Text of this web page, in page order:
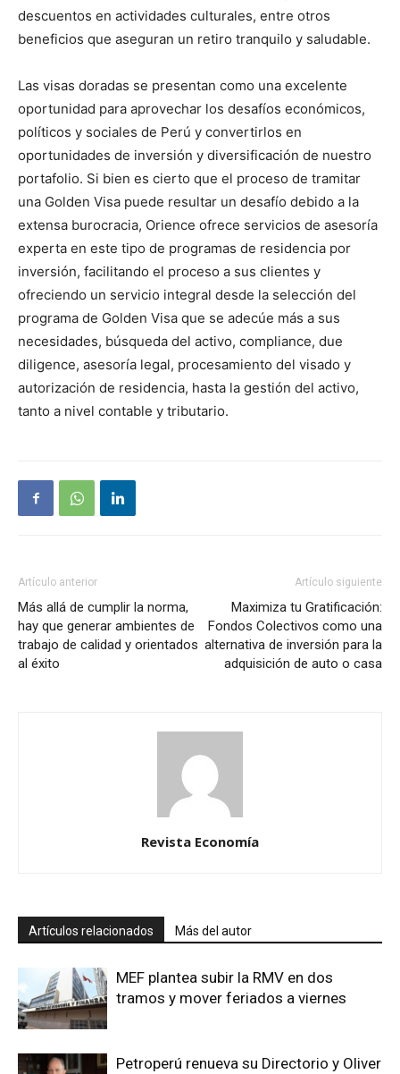
descuentos en actividades culturales, entre otros
beneficios que aseguran un retiro tranquilo y saludable.
Las visas doradas se presentan como una excelente
oportunidad para aprovechar los desafíos económicos,
políticos y sociales de Perú y convertirlos en
oportunidades de inversión y diversificación de nuestro
portafolio. Si bien es cierto que el proceso de tramitar
una Golden Visa puede resultar un desafío debido a la
extensa burocracia, Orience ofrece servicios de asesoría
experta en este tipo de programas de residencia por
inversión, facilitando el proceso a sus clientes y
ofreciendo un servicio integral desde la selección del
programa de Golden Visa que se adecúe más a sus
necesidades, búsqueda del activo, compliance, due
diligence, asesoría legal, procesamiento del visado y
autorización de residencia, hasta la gestión del activo,
tanto a nivel contable y tributario.
Artículo anterior
Más allá de cumplir la norma,
hay que generar ambientes de
trabajo de calidad y orientados
al éxito
Artículo siguiente
Maximiza tu Gratificación:
Fondos Colectivos como una
alternativa de inversión para la
adquisición de auto o casa
Revista Economía
Artículos relacionados Más del autor
MEF plantea subir la RMV en dos
tramos y mover feriados a viernes
Petroperú renueva su Directorio y Oliver